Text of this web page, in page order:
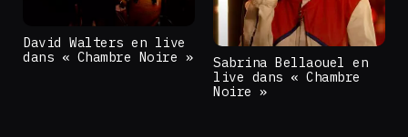
David Walters en live
dans « Chambre Noire »
Sabrina Bellaouel en
live dans « Chambre
Noire »